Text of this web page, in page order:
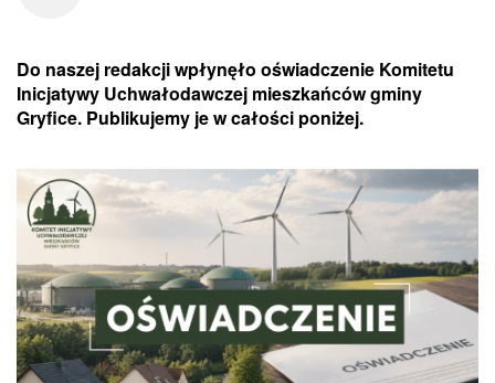
Do naszej redakcji wpłynęło oświadczenie Komitetu
Inicjatywy Uchwałodawczej mieszkańców gminy
Gryfice. Publikujemy je w całości poniżej.